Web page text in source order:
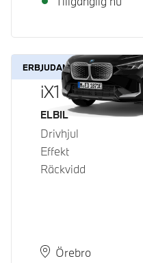
ERBJUDANDE
iX1 eDrive20
Bränsle
ELBIL
Drivhjul
Effekt
Räckvidd
PlatsÖrebro
Leveranstid